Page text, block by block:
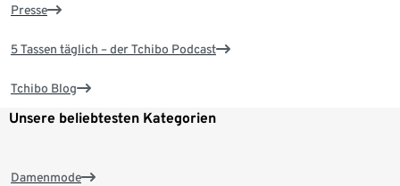
Presse
5 Tassen täglich – der Tchibo Podcast
Tchibo Blog
Unsere beliebtesten Kategorien
Damenmode